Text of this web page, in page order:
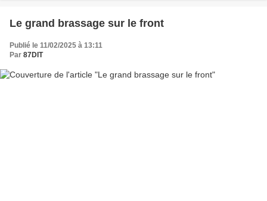
Le grand brassage sur le front
Publié le 11/02/2025 à 13:11
Par 87DIT